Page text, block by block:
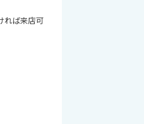
ば来店可